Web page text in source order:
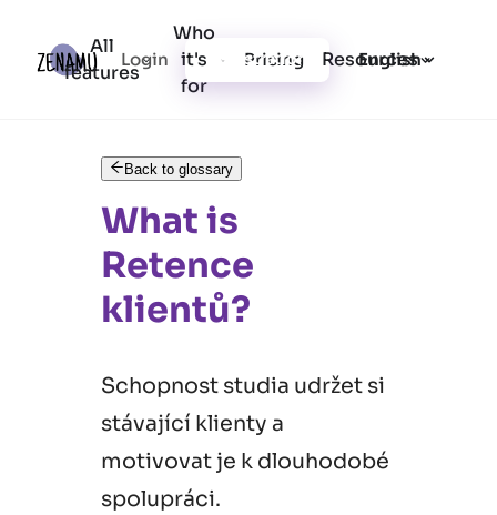
All
features
Who
it's
for
Pricing Resources
Login Registration English
Back to glossary
What is
Retence
klientů?
Schopnost studia udržet si
stávající klienty a
motivovat je k dlouhodobé
spolupráci.